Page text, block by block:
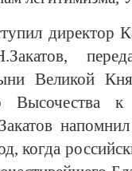
директор
Великой
Высочества
когда